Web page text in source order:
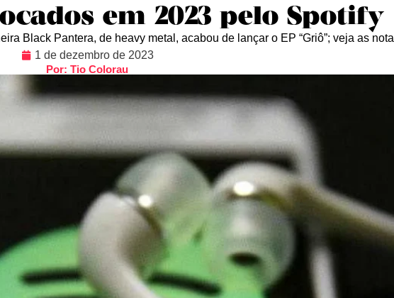
em 2023 pelo Spotify
Black Pantera, de heavy metal, acabou de lançar o EP “Griô”; veja as
1 de dezembro de 2023
Por: Tio Colorau